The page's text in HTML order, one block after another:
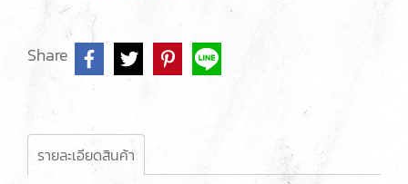
Share
รายละเอียดสินค้า